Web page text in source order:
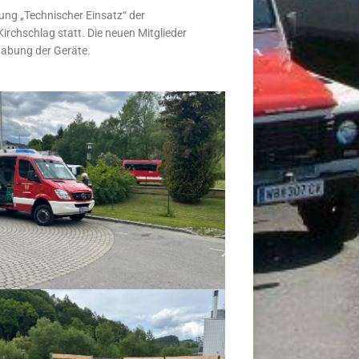
„Technischer Einsatz“ der
statt. Die neuen Mitglieder
der Geräte.